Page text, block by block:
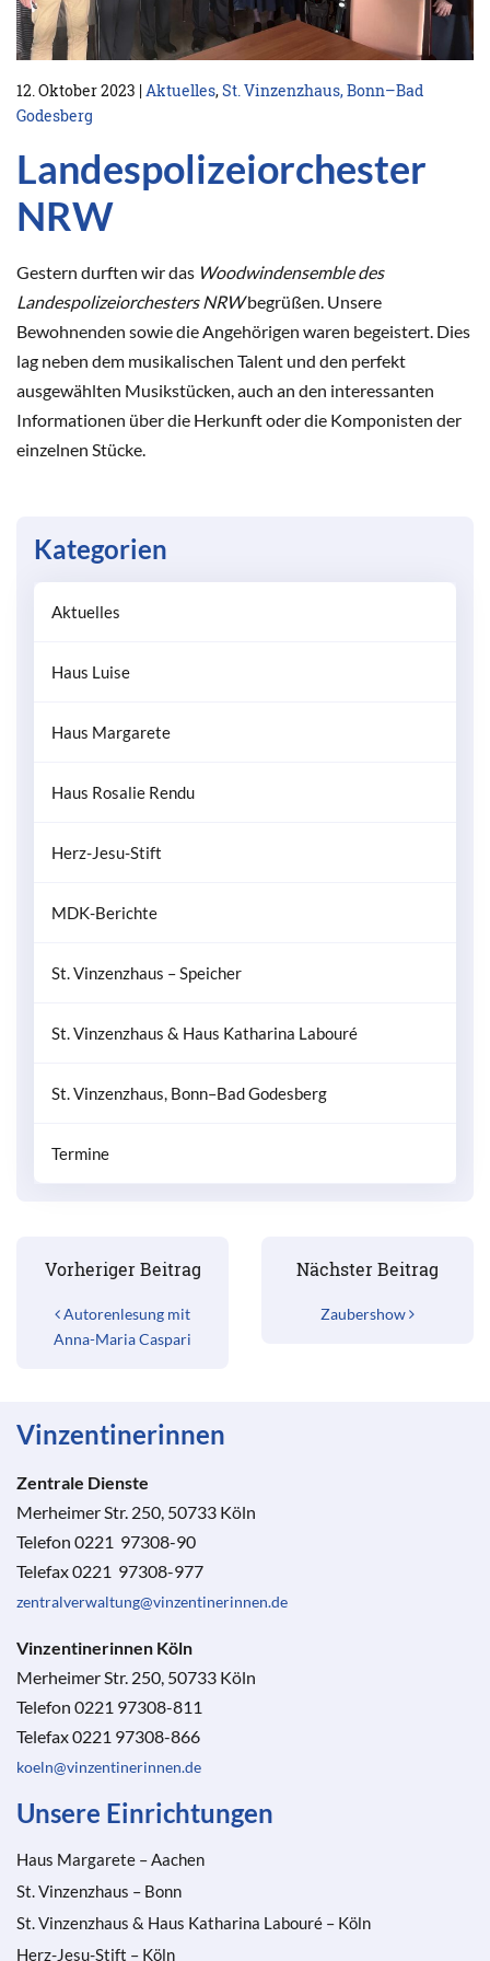
12. Oktober 2023 | Aktuelles,St. Vinzenzhaus, Bonn–Bad
Godesberg
Landespolizeiorchester
NRW
Gestern durften wir das Woodwindensemble des
Landespolizeiorchesters NRWbegrüßen. Unsere
Bewohnenden sowie die Angehörigen waren begeistert. Dies
lag neben dem musikalischen Talent und den perfekt
ausgewählten Musikstücken, auch an den interessanten
Informationen über die Herkunft oder die Komponisten der
einzelnen Stücke.
Kategorien
Aktuelles
Haus Luise
Haus Margarete
Haus Rosalie Rendu
Herz-Jesu-Stift
MDK-Berichte
St. Vinzenzhaus – Speicher
St. Vinzenzhaus & Haus Katharina Labouré
St. Vinzenzhaus, Bonn–Bad Godesberg
Termine
Vorheriger Beitrag
Autorenlesung mit
Anna-Maria Caspari
Nächster Beitrag
Zaubershow
Vinzentinerinnen
Zentrale Dienste
Merheimer Str. 250, 50733 Köln
Telefon 0221 97308-90
Telefax 0221 97308-977
zentralverwaltung@vinzentinerinnen.de
Vinzentinerinnen Köln
Merheimer Str. 250, 50733 Köln
Telefon 0221 97308-811
Telefax 0221 97308-866
koeln@vinzentinerinnen.de
Unsere Einrichtungen
Haus Margarete – Aachen
St. Vinzenzhaus – Bonn
St. Vinzenzhaus & Haus Katharina Labouré – Köln
Herz-Jesu-Stift – Köln